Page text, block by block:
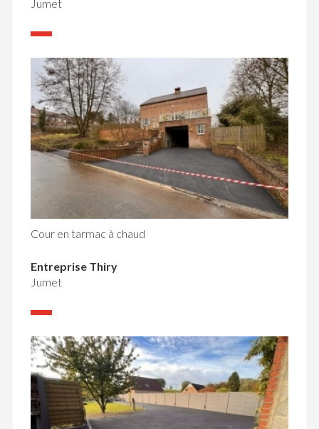
Jumet
Cour en tarmac à chaud
Entreprise Thiry
Jumet